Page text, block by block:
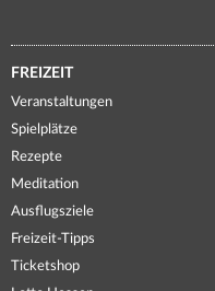
FREIZEIT
Veranstaltungen
Spielplätze
Rezepte
Meditation
Ausflugsziele
Freizeit-Tipps
Ticketshop